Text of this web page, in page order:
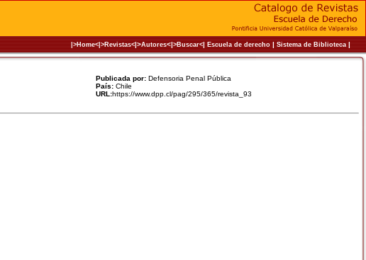
|>Home<|>Revistas<|>Autores<|>Buscar<|Escuela de derecho|Sistema de Biblioteca|
Publicada por: Defensoria Penal Pública
País: Chile
URL:https://www.dpp.cl/pag/295/365/revista_93